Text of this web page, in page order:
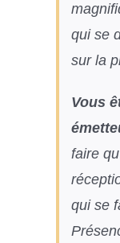
qui se
sur la
Vous
faire
qui se